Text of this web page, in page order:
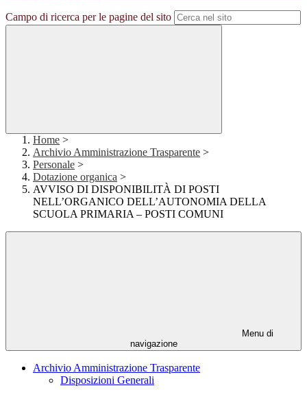
Campo di ricerca per le pagine del sito
Home >
Archivio Amministrazione Trasparente >
Personale >
Dotazione organica >
AVVISO DI DISPONIBILITÀ DI POSTI
NELL’ORGANICO DELL’AUTONOMIA DELLA
SCUOLA PRIMARIA – POSTI COMUNI
Menu di
navigazione
Archivio Amministrazione Trasparente
Disposizioni Generali